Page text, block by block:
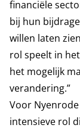
financiële
bij hun
willen laten
rol speelt in
het mogelijk
verandering.”
Voor
intensieve rol